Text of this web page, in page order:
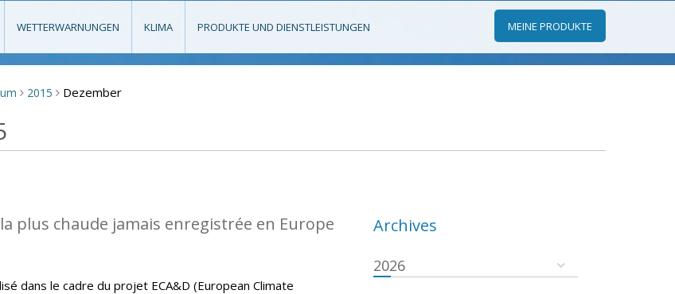
WETTERWARNUNGEN KLIMA PRODUKTE UND DIENSTLEISTUNGEN MEINE PRODUKTE
> 2015 > Dezember
plus chaude jamais enregistrée en Europe
dans le cadre du projet ECA&D (European Climate
Archives
2026